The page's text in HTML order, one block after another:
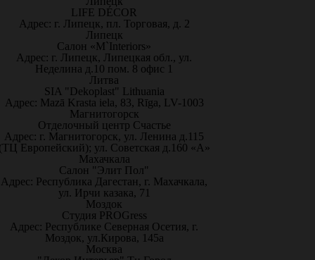
LIFE DÉCOR
Адрес: г. Липецк, пл. Торговая, д. 2
Липецк
Салон «M`Interiors»
Адрес: г. Липецк, Липецкая обл., ул.
Неделина д.10 пом. 8 офис 1
Литва
SIA "Dekoplast" Lithuania
Адрес: Mazā Krasta iela, 83, Rīga, LV-1003
Магнитогорск
Отделочный центр Счастье
Адрес: г. Магнитогорск, ул. Ленина д.115
Европейский); ул. Советская д.160 «А»
Махачкала
Салон "Элит Пол"
Адрес: Республика Дагестан, г. Махачкала,
ул. Ирчи казака, 71
Моздок
Студия PROGress
Адрес: Республике Северная Осетия, г.
Моздок, ул.Кирова, 145а
Москва